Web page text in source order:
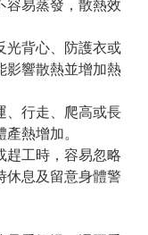
容易蒸發，散熱效
光背心、防護衣或
影響散熱並增加熱
、行走、爬高或長
熱增加。
趕工時，容易忽略
休息及留意身體警